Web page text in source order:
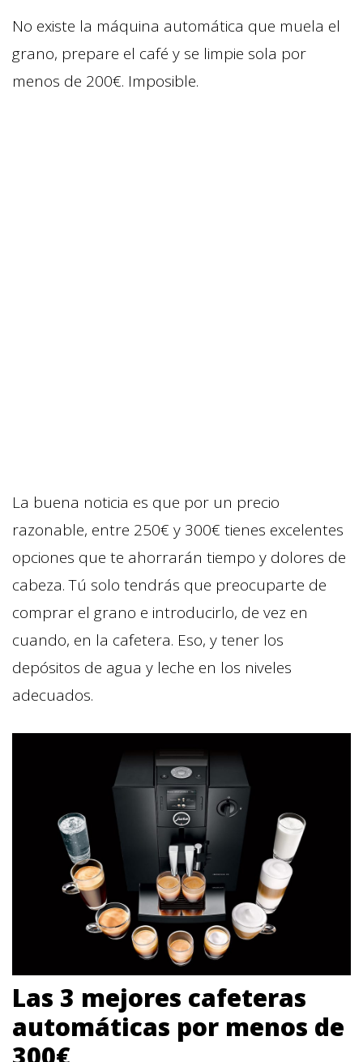
No existe la máquina automática que muela el
grano, prepare el café y se limpie sola por
menos de 200€. Imposible.
La buena noticia es que por un precio
razonable, entre 250€ y 300€ tienes excelentes
opciones que te ahorrarán tiempo y dolores de
cabeza. Tú solo tendrás que preocuparte de
comprar el grano e introducirlo, de vez en
cuando, en la cafetera. Eso, y tener los
depósitos de agua y leche en los niveles
adecuados.
Las 3 mejores cafeteras
automáticas por menos de